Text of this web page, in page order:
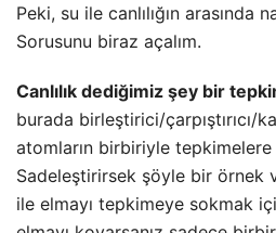
Peki, su ile canlılığın arasında
Sorusunu biraz açalım.
Canlılık dediğimiz şey bir
burada birleştirici/çarpıştırıcı/
atomların birbiriyle tepkimelere
Sadeleştirirsek şöyle bir örnek
ile elmayı tepkimeye sokmak